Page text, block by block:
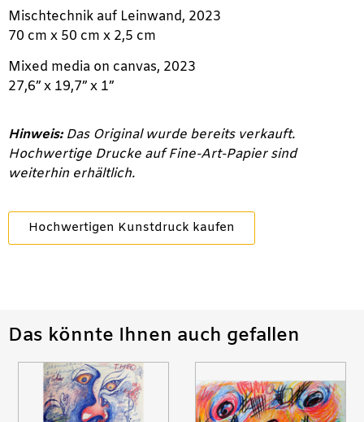
Mischtechnik auf Leinwand, 2023
70 cm x 50 cm x 2,5 cm
Mixed media on canvas, 2023
27,6” x 19,7” x 1”
Hinweis:Das Original wurde bereits verkauft.
Hochwertige Drucke auf Fine-Art-Papier sind
weiterhin erhältlich.
Hochwertigen Kunstdruck kaufen
Das könnte Ihnen auch gefallen